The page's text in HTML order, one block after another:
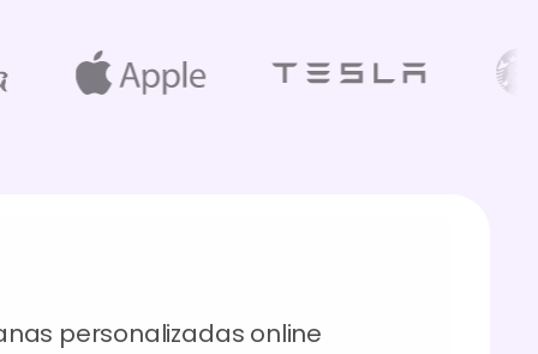
personalizadas online